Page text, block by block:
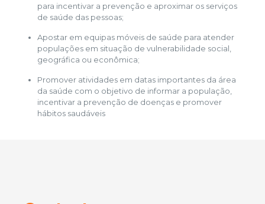
para incentivar a prevenção e aproximar os serviços
de saúde das pessoas;
Apostar em equipas móveis de saúde para atender
populações em situação de vulnerabilidade social,
geográfica ou econômica;
Promover atividades em datas importantes da área
da saúde com o objetivo de informar a população,
incentivar a prevenção de doenças e promover
hábitos saudáveis